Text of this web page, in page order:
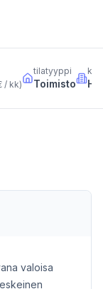
/ kk)
tilatyyppi
Toimisto
valoisa